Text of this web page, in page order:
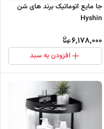
جا مایع اتوماتیک برند های شن
Hyshin
6,178,000
افزودن به سبد